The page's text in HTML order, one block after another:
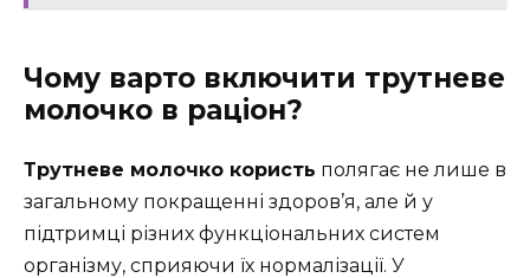
Чому варто включити трутневе
молочко в раціон?
Трутневе молочко користь полягає не лише в
загальному покращенні здоров’я, але й у
підтримці різних функціональних систем
організму, сприяючи їх нормалізації. У